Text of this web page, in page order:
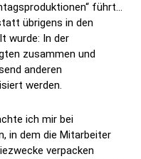
führt…
übrigens in den
wurde: In der
zusammen und
anderen
werden.
ich mir bei
in dem die Mitarbeiter
verpacken